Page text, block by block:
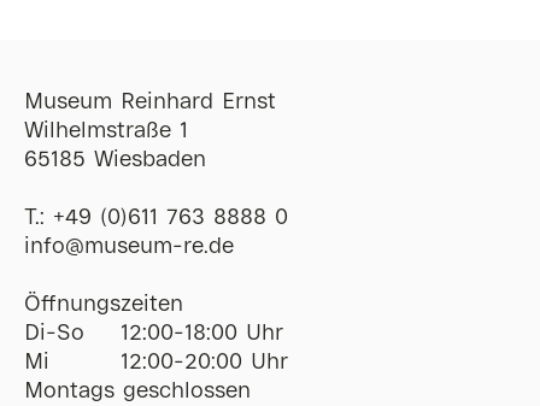
Museum Reinhard Ernst
Wilhelmstraße 1
65185 Wiesbaden
T.: +49 (0)611 763 8888 0
ofni@museum-re de
Öffnungszeiten
Di-So
12:00-18:00 Uhr
Mi
12:00-20:00 Uhr
Montags geschlossen